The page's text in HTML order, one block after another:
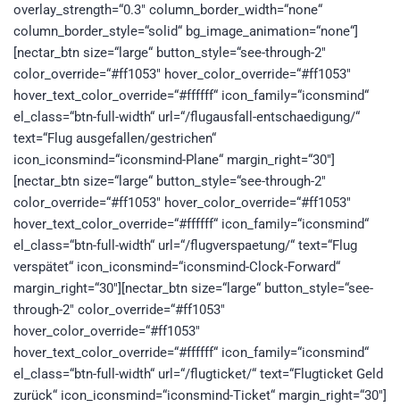
overlay_strength=“0.3″ column_border_width=“none“
column_border_style=“solid“ bg_image_animation=“none“]
[nectar_btn size=“large“ button_style=“see-through-2″
color_override=“#ff1053″ hover_color_override=“#ff1053″
hover_text_color_override=“#ffffff“ icon_family=“iconsmind“
el_class=“btn-full-width“ url=“/flugausfall-entschaedigung/“
text=“Flug ausgefallen/gestrichen“
icon_iconsmind=“iconsmind-Plane“ margin_right=“30″]
[nectar_btn size=“large“ button_style=“see-through-2″
color_override=“#ff1053″ hover_color_override=“#ff1053″
hover_text_color_override=“#ffffff“ icon_family=“iconsmind“
el_class=“btn-full-width“ url=“/flugverspaetung/“ text=“Flug
verspätet“ icon_iconsmind=“iconsmind-Clock-Forward“
margin_right=“30″][nectar_btn size=“large“ button_style=“see-
through-2″ color_override=“#ff1053″
hover_color_override=“#ff1053″
hover_text_color_override=“#ffffff“ icon_family=“iconsmind“
el_class=“btn-full-width“ url=“/flugticket/“ text=“Flugticket Geld
zurück“ icon_iconsmind=“iconsmind-Ticket“ margin_right=“30″]